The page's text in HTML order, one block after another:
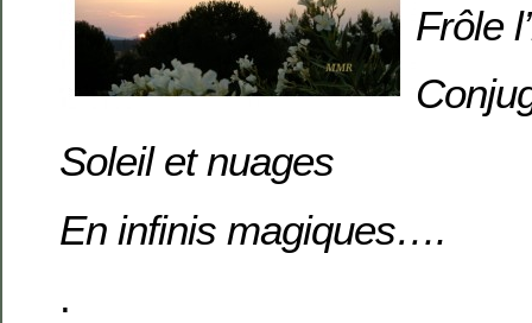
Frôle
Soleil et nuages
En infinis magiques….
.